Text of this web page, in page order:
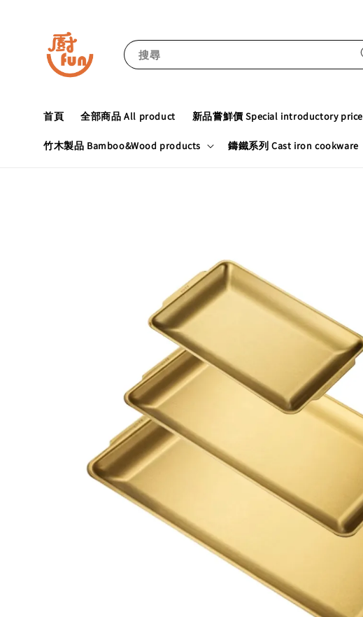
搜尋
首頁 全部商品 All product 新品嘗鮮價 Special introductory price
竹木製品 Bamboo&Wood products 鑄鐵系列 Cast iron cookware